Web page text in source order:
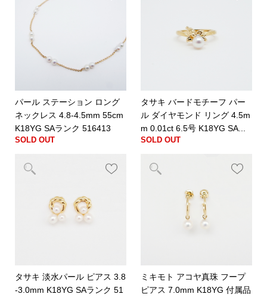
パール ステーション ロング
ネックレス 4.8-4.5mm 55cm
K18YG SAランク 516413
SOLD OUT
タサキ バードモチーフ パー
ル ダイヤモンド リング 4.5m
m 0.01ct 6.5号 K18YG SA...
SOLD OUT
タサキ 淡水パール ピアス 3.8
-3.0mm K18YG SAランク 51
ミキモト アコヤ真珠 フープ
ピアス 7.0mm K18YG 付属品